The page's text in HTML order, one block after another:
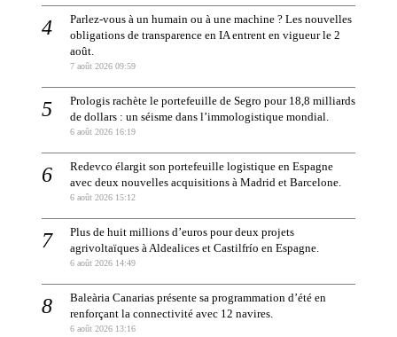
Parlez-vous à un humain ou à une machine ? Les nouvelles
obligations de transparence en IA entrent en vigueur le 2
août.
7 août 2026 09:59
Prologis rachète le portefeuille de Segro pour 18,8 milliards
de dollars : un séisme dans l’immologistique mondial.
6 août 2026 16:19
Redevco élargit son portefeuille logistique en Espagne
avec deux nouvelles acquisitions à Madrid et Barcelone.
6 août 2026 15:12
Plus de huit millions d’euros pour deux projets
agrivoltaïques à Aldealices et Castilfrío en Espagne.
6 août 2026 14:49
Baleària Canarias présente sa programmation d’été en
renforçant la connectivité avec 12 navires.
6 août 2026 13:16